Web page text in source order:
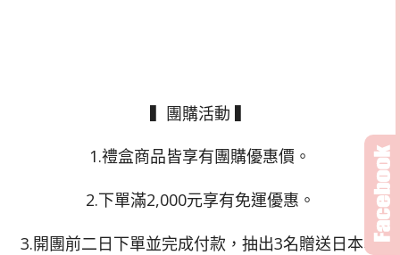
▍團購活動 ▍
1.禮盒商品皆享有團購優惠價。
2.下單滿2,000元享有免運優惠。
3.開團前二日下單並完成付款，抽出3名贈送日本龜